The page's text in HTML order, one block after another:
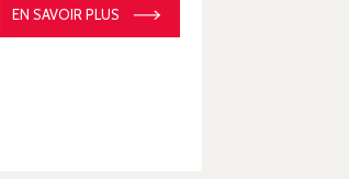
EN SAVOIR PLUS